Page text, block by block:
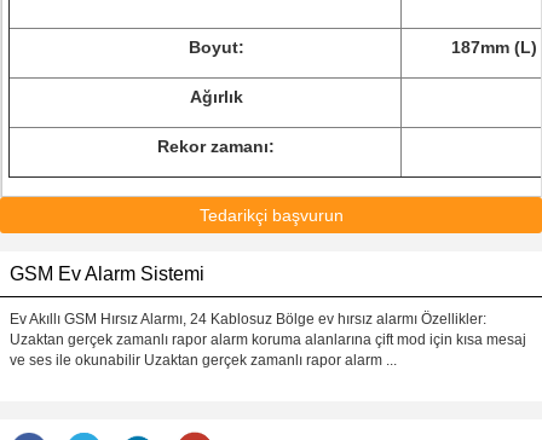
Boyut: 187mm (L)
Ağırlık
Rekor zamanı:
Tedarikçi başvurun
GSM Ev Alarm Sistemi
Ev Akıllı GSM Hırsız Alarmı, 24 Kablosuz Bölge ev hırsız alarmı Özellikler:
Uzaktan gerçek zamanlı rapor alarm koruma alanlarına çift mod için kısa mesaj
ve ses ile okunabilir Uzaktan gerçek zamanlı rapor alarm ...